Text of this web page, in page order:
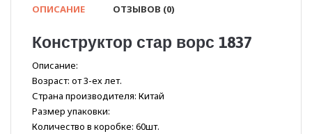
ОПИСАНИЕ ОТЗЫВОВ (0)
Конструктор стар ворс 1837
Описание:
Возраст: от 3-ех лет.
Страна производителя: Китай
Размер упаковки:
Количество в коробке: 60шт.